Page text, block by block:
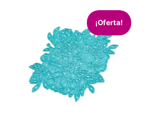
¡Oferta!
TROQUEL-
REVOLUTION
-
CARD
FRONT
FLORAL
cantidad
precio
original
era:
$16.900.
precio
actual
es:
$15.900.